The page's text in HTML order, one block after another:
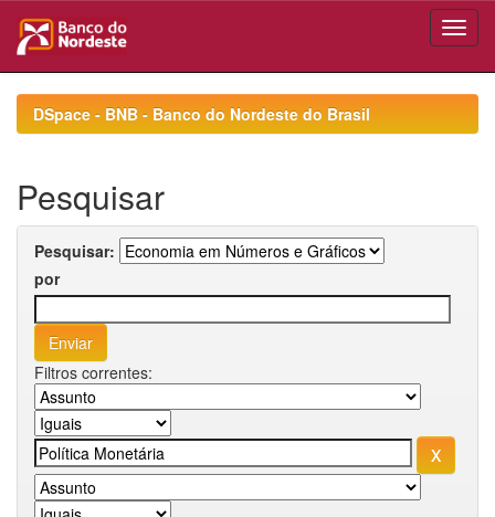
navigationDSpace - BNB - Banco do Nordeste do Brasil
Pesquisar
Pesquisar:
por
Filtros correntes: